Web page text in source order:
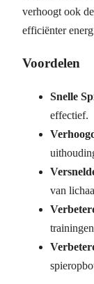
verhoogt ook
efficiënter
Voordelen
Snelle
effectief.
van